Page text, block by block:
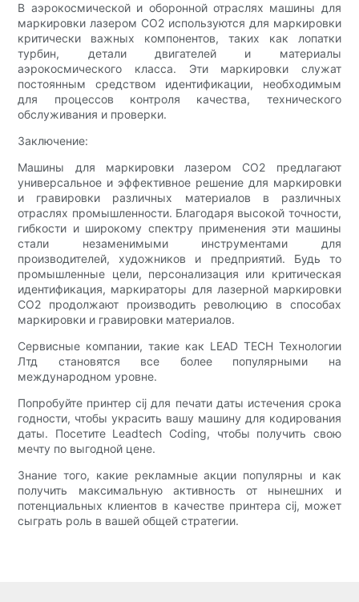
В аэрокосмической и оборонной отраслях машины для
маркировки лазером CO2 используются для маркировки
критически важных компонентов, таких как лопатки
турбин, детали двигателей и материалы
аэрокосмического класса. Эти маркировки служат
постоянным средством идентификации, необходимым
для процессов контроля качества, технического
обслуживания и проверки.
Заключение:
Машины для маркировки лазером CO2 предлагают
универсальное и эффективное решение для маркировки
и гравировки различных материалов в различных
отраслях промышленности. Благодаря высокой точности,
гибкости и широкому спектру применения эти машины
стали незаменимыми инструментами для
производителей, художников и предприятий. Будь то
промышленные цели, персонализация или критическая
идентификация, маркираторы для лазерной маркировки
CO2 продолжают производить революцию в способах
маркировки и гравировки материалов.
Сервисные компании, такие как LEAD TECH Технологии
Лтд становятся все более популярными на
международном уровне.
Попробуйте принтер cij для печати даты истечения срока
годности, чтобы украсить вашу машину для кодирования
даты. Посетите Leadtech Coding, чтобы получить свою
мечту по выгодной цене.
Знание того, какие рекламные акции популярны и как
получить максимальную активность от нынешних и
потенциальных клиентов в качестве принтера cij, может
сыграть роль в вашей общей стратегии.